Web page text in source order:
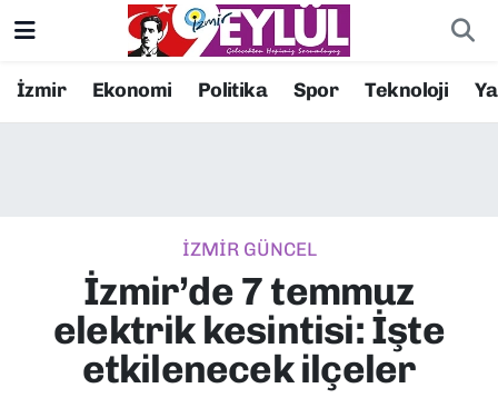
İzmir Ekonomi Politika Spor Teknoloji
İZMİR GÜNCEL
İzmir’de 7 temmuz
elektrik kesintisi: İşte
etkilenecek ilçeler
Resmi İlanlar
EKONOMİ
KÜLTÜR SANAT
Konak Nöbetçi Eczaneler
Süper Lig Puan Durumu ve Fikstür
Tüm Manşetler
Son Dakika Haberleri